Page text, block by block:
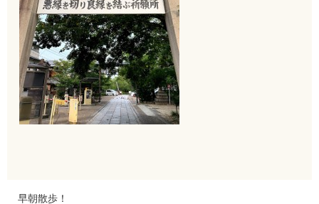
早朝散歩！